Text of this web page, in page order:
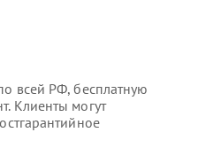
всей РФ, бесплатную
Клиенты могут